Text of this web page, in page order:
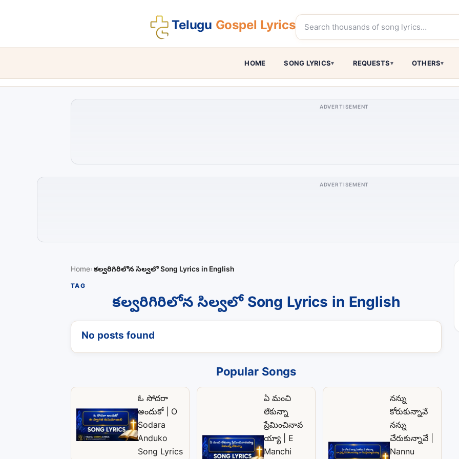
Telugu Gospel Lyrics
HOME SONG LYRICS REQUESTS OTHERS
ADVERTISEMENT
ADVERTISEMENT
Home కల్వరిగిరిలోన సిల్వలో Song Lyrics in English
TAG
కల్వరిగిరిలోన సిల్వలో Song Lyrics in English
No posts found
Popular Songs
ఓ సోదరా
అందుకో | O
Sodara
Anduko
Song Lyrics
ఏ మంచి
లేకున్నా
ప్రేమించినావ
య్యా | E
Manchi
నన్ను
కోరుకున్నావే
నన్ను
చేరుకున్నావే |
Nannu